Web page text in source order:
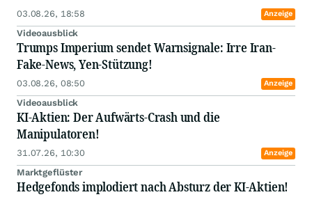
03.08.26, 18:58 Anzeige
Videoausblick
Trumps Imperium sendet Warnsignale: Irre Iran-
Fake-News, Yen-Stützung!
03.08.26, 08:50 Anzeige
Videoausblick
KI-Aktien: Der Aufwärts-Crash und die
Manipulatoren!
31.07.26, 10:30 Anzeige
Marktgeflüster
Hedgefonds implodiert nach Absturz der KI-Aktien!